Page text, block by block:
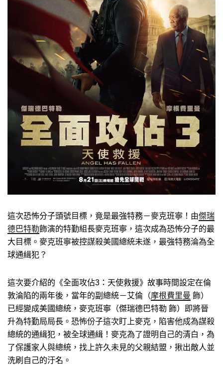
這次恐怖分子頭號目標，竟是最強特務－麥克班寧！由傑瑞
德巴特勒飾演的特勤組長麥克班寧，這次成為恐怖分子的最
大目標。麥克班寧被控謀殺美國總統未遂，最強特務淪為全
球通緝犯？
這次要介紹的《全面攻佔3：天使救援》故事時間設定在倫
敦淪陷的兩年後，當年的副總統－艾倫（摩根費里曼 飾）
已經變成美國總統，麥克班寧（傑瑞德巴特勒 飾）即將晉
升為特勤局局長。恐怖份子這次盯上麥克，陷害他成為謀殺
總統的通緝犯，被全球通緝！麥克為了證明自己的清白，為
了保護家人與總統，找上許久未見的父親結盟，揪出敵人並
洗刷自己的汙名。